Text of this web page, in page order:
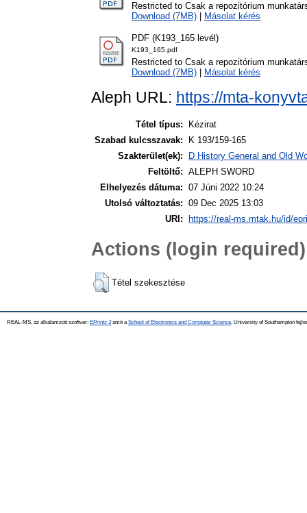
Restricted to Csak a repozitórium
Download (7MB)
Másolat kérés
PDF (K193_165 levél)
K193_165.pdf
Restricted to Csak a repozitórium
Download (7MB)
Másolat kérés
Aleph URL: https://mta-
Tétel típus:
Kézirat
Szabad kulcsszavak:
K 193/159-165
Szakterület(ek):
D History General and Old
Feltöltő: ALEPH SWORD
Elhelyezés dátuma: 07 Júni 2022 10:24
Utolsó változtatás: 09 Dec 2025 13:03
URI:
https://real-ms.mtak.hu/id/
Actions (login required)
Tétel szekesztése
REAL-MS, az alkalamzott szoftver: EPrints 3amit a School of Electronics and Computer Science , University of Southampton